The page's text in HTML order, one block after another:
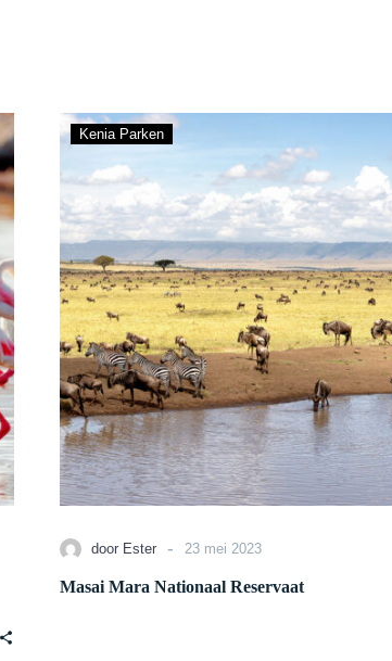
Mara
Nationaal
Reservaat
Kenia Parken
door Ester - 23 mei 2023
Masai Mara Nationaal Reservaat